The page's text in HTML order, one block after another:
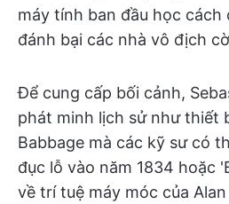
máy tính ban đầu học cách
đánh bại các nhà vô địch
Để cung cấp bối cảnh,
phát minh lịch sử như thiết
Babbage mà các kỹ sư có
đục lỗ vào năm 1834 hoặc
về trí tuệ máy móc của